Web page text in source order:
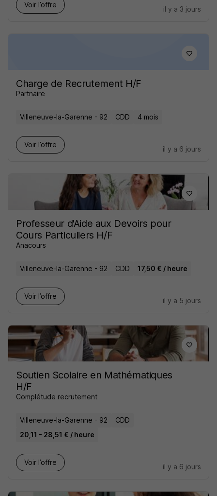
Voir l’offre
il y a 3 jours
Charge de Recrutement H/F
Partnaire
Villeneuve-la-Garenne - 92 CDD 4 mois
Voir l’offre
il y a 6 jours
Professeur d'Aide aux Devoirs pour
Cours Particuliers H/F
Anacours
Villeneuve-la-Garenne - 92 CDD 17,50 € / heure
Voir l’offre
il y a 5 jours
Soutien Scolaire en Mathématiques
H/F
Complétude recrutement
Villeneuve-la-Garenne - 92
CDD
20,11 - 28,51 € / heure
Voir l’offre
il y a 6 jours